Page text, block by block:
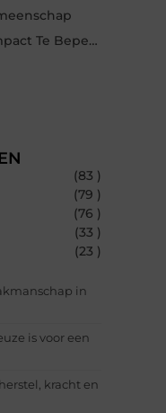
Wat Wordt Er Gedaan Om De Impact Te Beperken?
(83 )
(79 )
(76 )
(33 )
(23 )
in
is voor een
kracht en